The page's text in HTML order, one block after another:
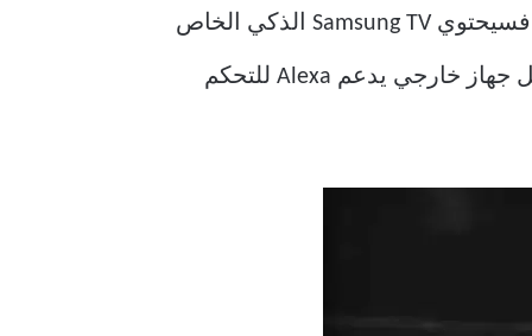
هناك طريقتان لاستخدام Alexa مع Samsung TV الذكي الخاص بك. إذا كان لديك طراز أحدث ، فسيحتوي Samsung TV الذكي الخاص
بك على Alexa مدمج. ولكن إذا كان لديك تلفزيون ذكي قديم من Samsung ، فيجب عليك توصيل جهاز خارجي يدعم Alexa للتحكم